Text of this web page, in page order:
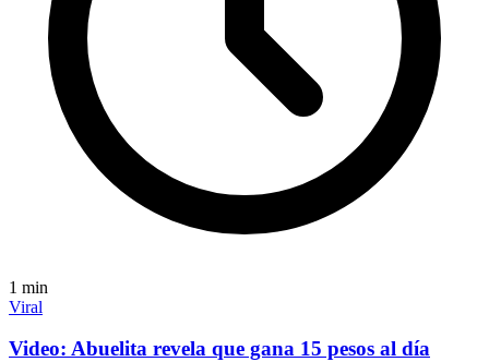
1 min
Viral
Video: Abuelita revela que gana 15 pesos al día